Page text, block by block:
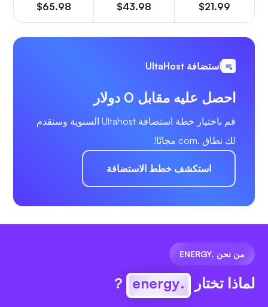
$21.99
$43.98
$65.98
استضافة UltaHost
احصل عليه مقابل 0 دولار
قم باختيار خطة استضافة Ultahost السنوية وسنقدم
لك نطاق .com مجانًا!
استكشف خطط الاستضافة
من نحن .ENERGY
لماذا تختار .energy
?